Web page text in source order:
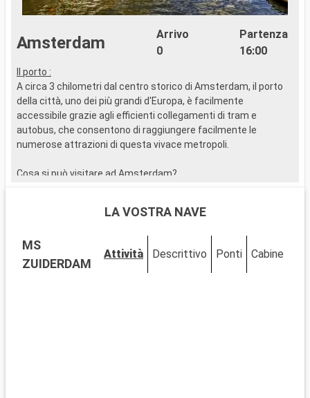
Amsterdam
Arrivo
0
Partenza
16:00
Il porto :
A circa 3 chilometri dal centro storico di Amsterdam, il porto
della città, uno dei più grandi d'Europa, è facilmente
accessibile grazie agli efficienti collegamenti di tram e
autobus, che consentono di raggiungere facilmente le
numerose attrazioni di questa vivace metropoli.
Cosa si può visitare ad Amsterdam?
lungo i canali vi permetterà di ammirare l'architettura unica
Cosa visitare nei dintorni
Vicino ad Amsterdam, scoprite luoghi come il villaggio di
LA VOSTRA NAVE
MS
ZUIDERDAM
Attività Descrittivo Ponti Cabine